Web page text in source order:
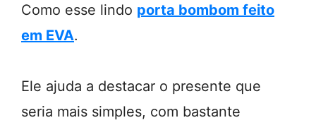
Como esse lindo porta bombom feito
em EVA.
Ele ajuda a destacar o presente que
seria mais simples, com bastante